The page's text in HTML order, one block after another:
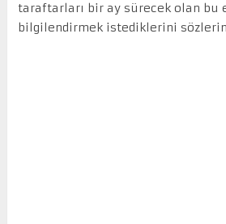
taraftarları bir ay sürecek olan bu
bilgilendirmek istediklerini